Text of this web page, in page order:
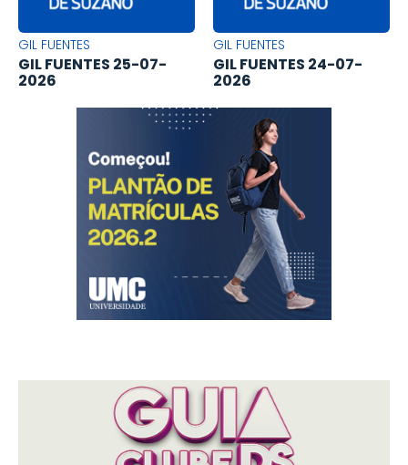
GIL FUENTES
GIL FUENTES 25-07-
2026
GIL FUENTES
GIL FUENTES 24-07-
2026